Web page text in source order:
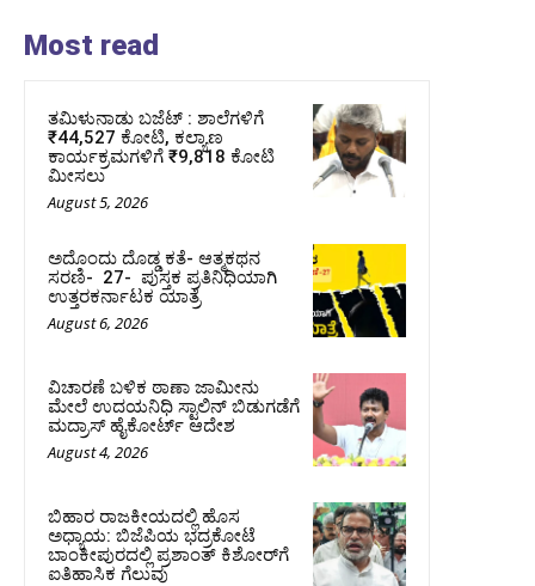
Most read
ತಮಿಳುನಾಡು ಬಜೆಟ್ : ಶಾಲೆಗಳಿಗೆ
₹44,527 ಕೋಟಿ, ಕಲ್ಯಾಣ
ಕಾರ್ಯಕ್ರಮಗಳಿಗೆ ₹9,818 ಕೋಟಿ
ಮೀಸಲು
August 5, 2026
ಅದೊಂದು ದೊಡ್ಡ ಕತೆ- ಆತ್ಮಕಥನ
ಸರಣಿ- 27- ಪುಸ್ತಕ ಪ್ರತಿನಿಧಿಯಾಗಿ
ಉತ್ತರಕರ್ನಾಟಕ ಯಾತ್ರೆ
August 6, 2026
ವಿಚಾರಣೆ ಬಳಿಕ ಠಾಣಾ ಜಾಮೀನು
ಮೇಲೆ ಉದಯನಿಧಿ ಸ್ಟಾಲಿನ್‌ ಬಿಡುಗಡೆಗೆ
ಮದ್ರಾಸ್‌ ಹೈಕೋರ್ಟ್‌ ಆದೇಶ
August 4, 2026
ಬಿಹಾರ ರಾಜಕೀಯದಲ್ಲಿ ಹೊಸ
ಅಧ್ಯಾಯ: ಬಿಜೆಪಿಯ ಭದ್ರಕೋಟೆ
ಬಾಂಕೀಪುರದಲ್ಲಿ ಪ್ರಶಾಂತ್ ಕಿಶೋರ್‌ಗೆ
ಐತಿಹಾಸಿಕ ಗೆಲುವು